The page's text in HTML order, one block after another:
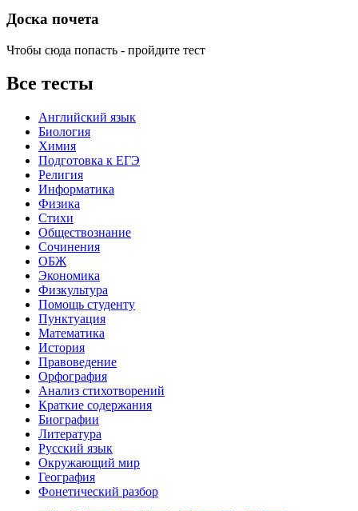
Доска почета
Чтобы сюда попасть - пройдите тест
Все тесты
Английский язык
Биология
Химия
Подготовка к ЕГЭ
Религия
Информатика
Физика
Стихи
Обществознание
Сочинения
ОБЖ
Экономика
Физкультура
Помощь студенту
Пунктуация
Математика
История
Правоведение
Орфография
Анализ стихотворений
Краткие содержания
Биографии
Литература
Русский язык
Окружающий мир
География
Фонетический разбор